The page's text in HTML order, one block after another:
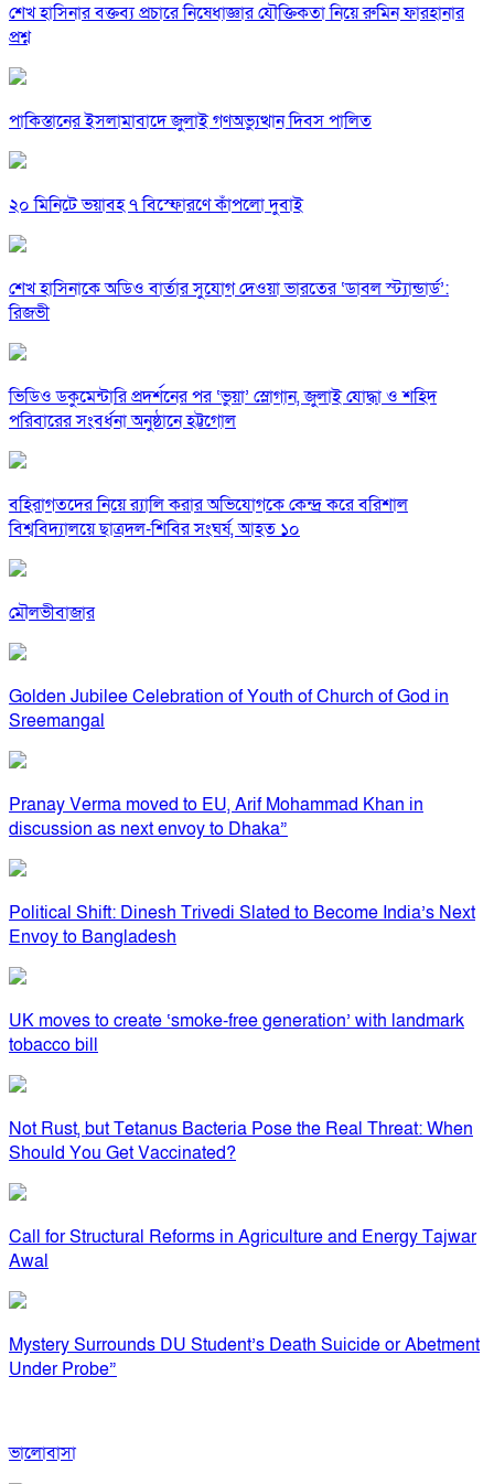
শেখ হাসিনার বক্তব্য প্রচারে নিষেধাজ্ঞার যৌক্তিকতা নিয়ে রুমিন ফারহানার
প্রশ্ন
পাকিস্তানের ইসলামাবাদে জুলাই গণঅভ্যুত্থান দিবস পালিত
২০ মিনিটে ভয়াবহ ৭ বিস্ফোরণে কাঁপলো দুবাই
শেখ হাসিনাকে অডিও বার্তার সুযোগ দেওয়া ভারতের ‘ডাবল স্ট্যান্ডার্ড’:
রিজভী
ভিডিও ডকুমেন্টারি প্রদর্শনের পর ‘ভুয়া’ স্লোগান, জুলাই যোদ্ধা ও শহিদ
পরিবারের সংবর্ধনা অনুষ্ঠানে হট্টগোল
বহিরাগতদের নিয়ে র‍্যালি করার অভিযোগকে কেন্দ্র করে বরিশাল
বিশ্ববিদ্যালয়ে ছাত্রদল-শিবির সংঘর্ষ, আহত ১০
মৌলভীবাজার
Golden Jubilee Celebration of Youth of Church of God in
Sreemangal
Pranay Verma moved to EU, Arif Mohammad Khan in
discussion as next envoy to Dhaka”
Political Shift: Dinesh Trivedi Slated to Become India’s Next
Envoy to Bangladesh
UK moves to create ‘smoke-free generation’ with landmark
tobacco bill
Not Rust, but Tetanus Bacteria Pose the Real Threat: When
Should You Get Vaccinated?
Call for Structural Reforms in Agriculture and Energy Tajwar
Awal
Mystery Surrounds DU Student’s Death Suicide or Abetment
Under Probe”
ভালোবাসা